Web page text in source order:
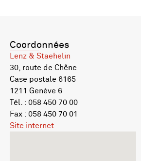
Coordonnées
Lenz & Staehelin
30, route de Chêne
Case postale 6165
1211 Genève 6
Tél. : 058 450 70 00
Fax : 058 450 70 01
Site internet